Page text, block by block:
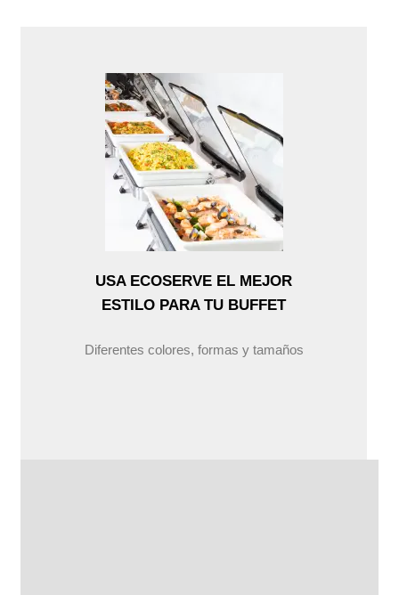
USA ECOSERVE EL MEJOR
ESTILO PARA TU BUFFET
Diferentes colores, formas y tamaños